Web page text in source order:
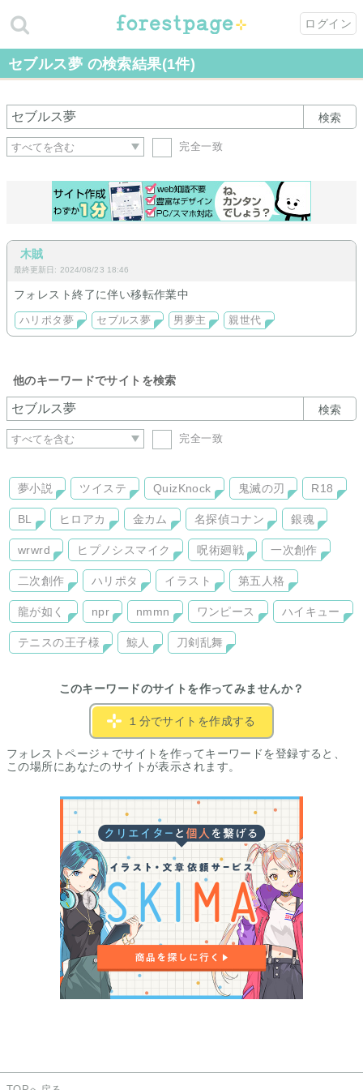
ログイン
セブルス夢 の検索結果(1件)
検索
完全一致
木賊
最終更新日: 2024/08/23 18:46
フォレスト終了に伴い移転作業中
ハリポタ夢 セブルス夢 男夢主 親世代
他のキーワードでサイトを検索
検索
完全一致
夢小説 ツイステ QuizKnock 鬼滅の刃 R18
BL ヒロアカ 金カム 名探偵コナン 銀魂
wrwrd ヒプノシスマイク 呪術廻戦 一次創作
二次創作 ハリポタ イラスト 第五人格
龍が如く npr nmmn ワンピース ハイキュー
テニスの王子様 鯨人 刀剣乱舞
このキーワードのサイトを作ってみませんか？
１分でサイトを作成する
フォレストページ＋でサイトを作ってキーワードを登録すると、
この場所にあなたのサイトが表示されます。